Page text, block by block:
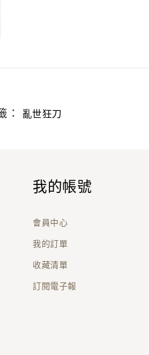
： 亂世狂刀
我的帳號
會員中心
我的訂單
收藏清單
訂閱電子報